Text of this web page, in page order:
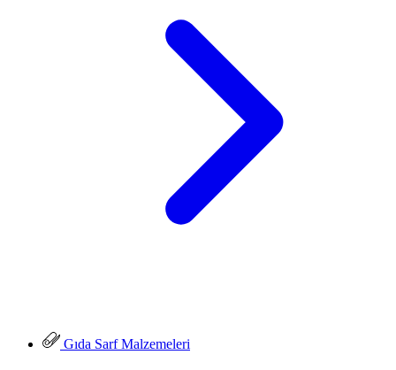
Gıda Sarf Malzemeleri